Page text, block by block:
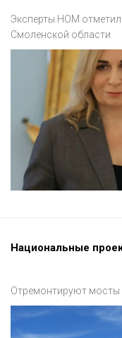
Эксперты НОМ
Смоленской области
Национальные
Отремонтируют мосты